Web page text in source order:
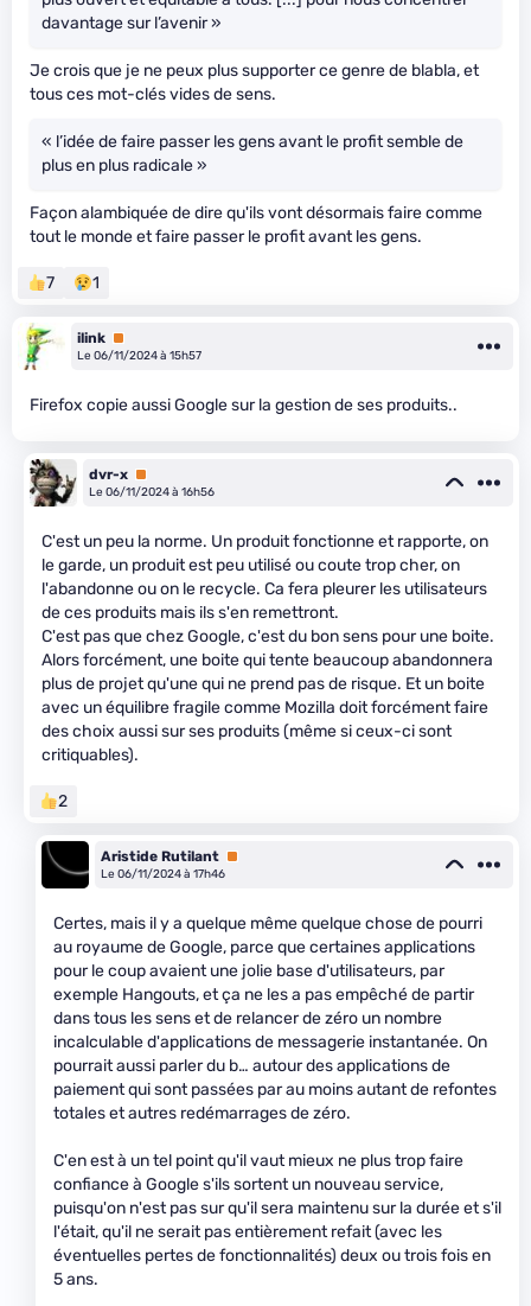
davantage sur l’avenir »
Je crois que je ne peux plus supporter ce genre de blabla, et
tous ces mot-clés vides de sens.
« l’idée de faire passer les gens avant le profit semble de
plus en plus radicale »
Façon alambiquée de dire qu'ils vont désormais faire comme
tout le monde et faire passer le profit avant les gens.
7 1
ilink Premium
Le 06/11/2024 à 15h57
Firefox copie aussi Google sur la gestion de ses produits..
dvr-x Premium
Le 06/11/2024 à 16h56
C'est un peu la norme. Un produit fonctionne et rapporte, on
le garde, un produit est peu utilisé ou coute trop cher, on
l'abandonne ou on le recycle. Ca fera pleurer les utilisateurs
de ces produits mais ils s'en remettront.
C'est pas que chez Google, c'est du bon sens pour une boite.
Alors forcément, une boite qui tente beaucoup abandonnera
plus de projet qu'une qui ne prend pas de risque. Et un boite
avec un équilibre fragile comme Mozilla doit forcément faire
des choix aussi sur ses produits (même si ceux-ci sont
critiquables).
2
Aristide Rutilant Premium
Le 06/11/2024 à 17h46
Certes, mais il y a quelque même quelque chose de pourri
au royaume de Google, parce que certaines applications
pour le coup avaient une jolie base d'utilisateurs, par
exemple Hangouts, et ça ne les a pas empêché de partir
dans tous les sens et de relancer de zéro un nombre
incalculable d'applications de messagerie instantanée. On
pourrait aussi parler du b… autour des applications de
paiement qui sont passées par au moins autant de refontes
totales et autres redémarrages de zéro.
C'en est à un tel point qu'il vaut mieux ne plus trop faire
confiance à Google s'ils sortent un nouveau service,
puisqu'on n'est pas sur qu'il sera maintenu sur la durée et s'il
l'était, qu'il ne serait pas entièrement refait (avec les
éventuelles pertes de fonctionnalités) deux ou trois fois en
5 ans.